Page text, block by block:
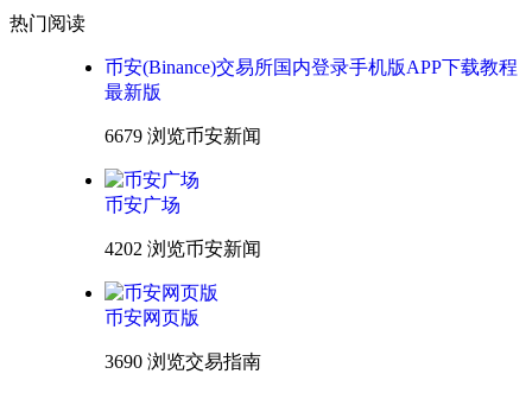
热门阅读
币安(Binance)交易所国内登录手机版APP下载教程
最新版
6679 浏览币安新闻
币安广场
4202 浏览币安新闻
币安网页版
3690 浏览交易指南